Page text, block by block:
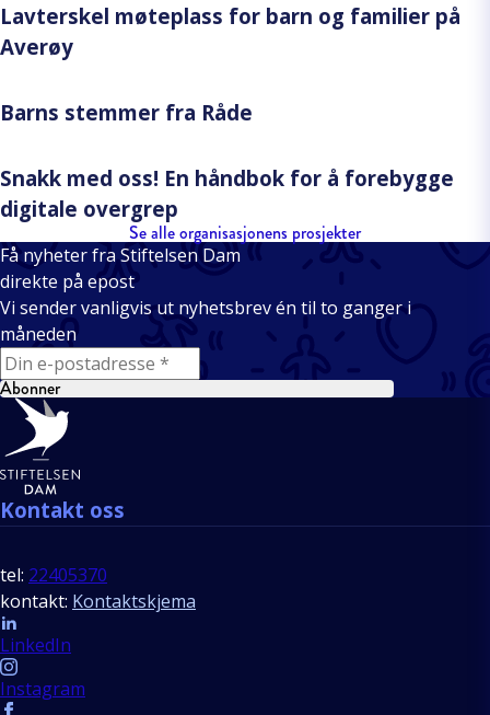
Lavterskel møteplass for barn og familier på
Averøy
Barns stemmer fra Råde
Snakk med oss! En håndbok for å forebygge
digitale overgrep
Se alle organisasjonens prosjekter
Få nyheter fra Stiftelsen Dam
direkte på epost
Vi sender vanligvis ut nyhetsbrev én til to ganger i
måneden
E-mail
Abonner
Bunntekst
Kontakt oss
tel: 22405370
kontakt: Kontaktskjema
Follow us
LinkedIn
Instagram